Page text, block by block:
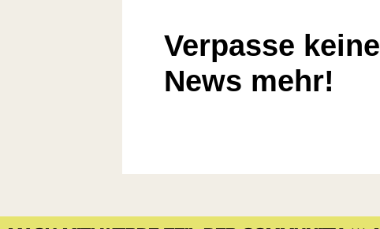
Verpasse keine
News mehr!